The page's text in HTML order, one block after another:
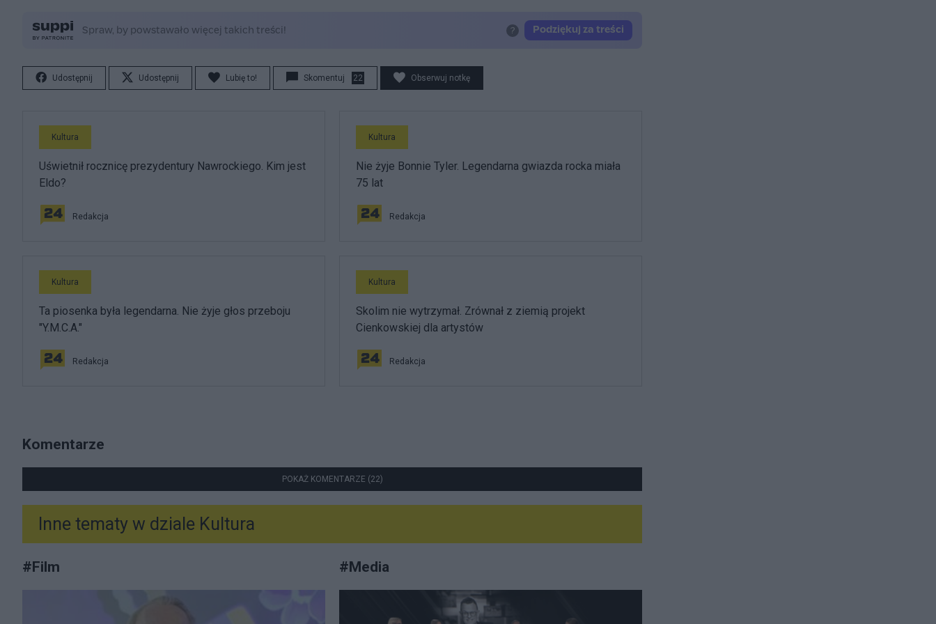
Udostępnij Udostępnij Lubię to! Skomentuj 22 Obserwuj notkę
Kultura
Uświetnił rocznicę prezydentury Nawrockiego. Kim jest
Eldo?
Redakcja
Kultura
Nie żyje Bonnie Tyler. Legendarna gwiazda rocka miała
75 lat
Redakcja
Kultura
Ta piosenka była legendarna. Nie żyje głos przeboju
"Y.M.C.A."
Redakcja
Kultura
Skolim nie wytrzymał. Zrównał z ziemią projekt
Cienkowskiej dla artystów
Redakcja
Komentarze
POKAŻ KOMENTARZE (22)
Inne tematy w dziale Kultura
#Film #Media